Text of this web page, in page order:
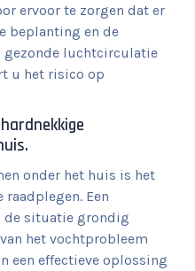
ervoor te zorgen dat er
beplanting en de
gezonde luchtcirculatie
u het risico op
onder het huis is het
Een
de situatie grondig
het vochtprobleem
een effectieve oplossing